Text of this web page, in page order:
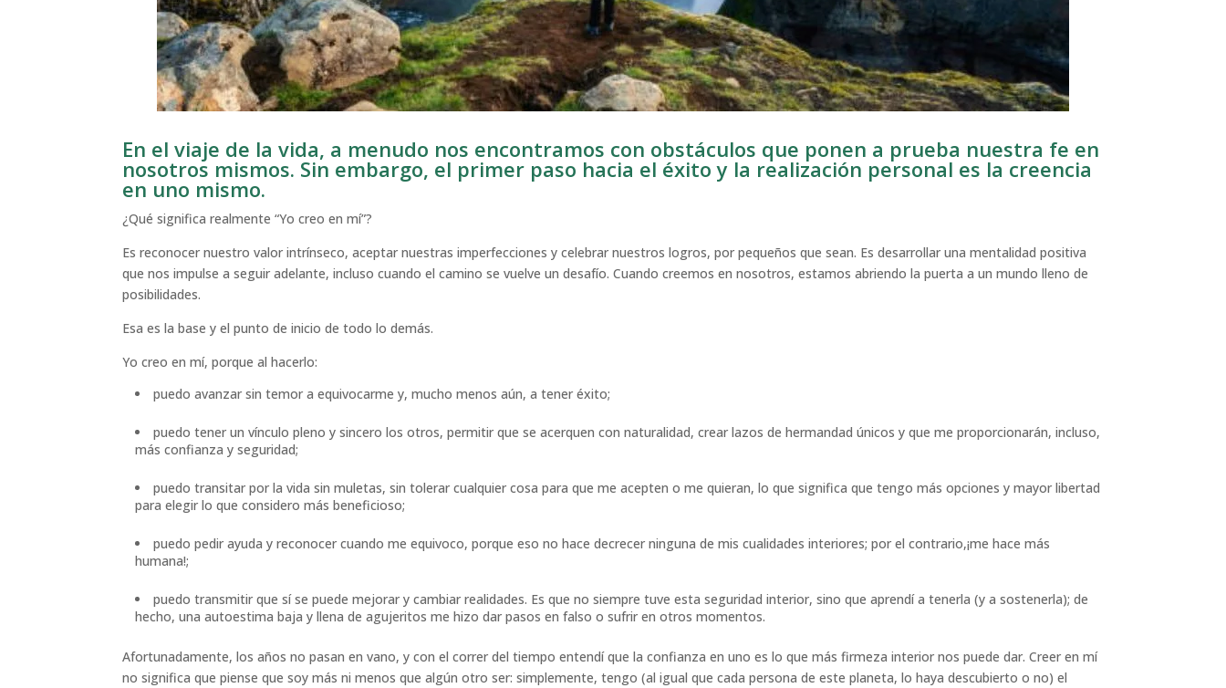
En el viaje de la vida, a menudo nos encontramos con obstáculos que ponen a prueba nuestra fe en
nosotros mismos. Sin embargo, el primer paso hacia el éxito y la realización personal es la creencia
en uno mismo.
¿Qué significa realmente “Yo creo en mí”?
Es reconocer nuestro valor intrínseco, aceptar nuestras imperfecciones y celebrar nuestros logros, por pequeños que sean. Es desarrollar una mentalidad positiva
que nos impulse a seguir adelante, incluso cuando el camino se vuelve un desafío. Cuando creemos en nosotros, estamos abriendo la puerta a un mundo lleno de
posibilidades.
Esa es la base y el punto de inicio de todo lo demás.
Yo creo en mí, porque al hacerlo:
puedo avanzar sin temor a equivocarme y, mucho menos aún, a tener éxito;
puedo tener un vínculo pleno y sincero los otros, permitir que se acerquen con naturalidad, crear lazos de hermandad únicos y que me proporcionarán, incluso,
más confianza y seguridad;
puedo transitar por la vida sin muletas, sin tolerar cualquier cosa para que me acepten o me quieran, lo que significa que tengo más opciones y mayor libertad
para elegir lo que considero más beneficioso;
puedo pedir ayuda y reconocer cuando me equivoco, porque eso no hace decrecer ninguna de mis cualidades interiores; por el contrario,¡me hace más
humana!;
puedo transmitir que sí se puede mejorar y cambiar realidades. Es que no siempre tuve esta seguridad interior, sino que aprendí a tenerla (y a sostenerla); de
hecho, una autoestima baja y llena de agujeritos me hizo dar pasos en falso o sufrir en otros momentos.
Afortunadamente, los años no pasan en vano, y con el correr del tiempo entendí que la confianza en uno es lo que más firmeza interior nos puede dar. Creer en mí
no significa que piense que soy más ni menos que algún otro ser: simplemente, tengo (al igual que cada persona de este planeta, lo haya descubierto o no) el